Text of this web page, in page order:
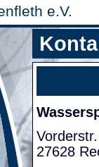
e.V.
27628